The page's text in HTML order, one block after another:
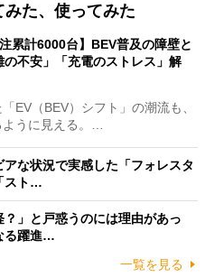
た、使ってみた
累計6000台】BEV普及の障壁と
の不安」「充電のストレス」解
EV（BEV）シフト」の潮流も、
うに見える。…
アな状況で実感した「フォレスタ
スト…
」と戸惑うのには理由があっ
る躍進…
一覧を見る